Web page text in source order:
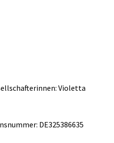
Violetta
DE325386635